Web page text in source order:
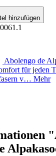
hinzufügen
Abolengo de
für jeden
v… Mehr